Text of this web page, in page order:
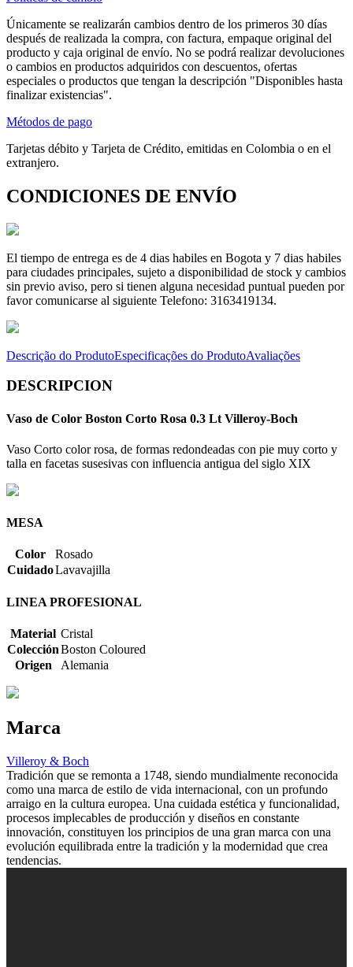
Únicamente se realizarán cambios dentro de los primeros 30 días
después de realizada la compra, con factura, empaque original del
producto y caja original de envío. No se podrá realizar devoluciones
o cambios en productos adquiridos con descuentos, ofertas
especiales o productos que tengan la descripción "Disponibles hasta
finalizar existencias".
Métodos de pago
Tarjetas débito y Tarjeta de Crédito, emitidas en Colombia o en el
extranjero.
CONDICIONES DE ENVÍO
El tiempo de entrega es de 4 dias habiles en Bogota y 7 dias habiles
para ciudades principales, sujeto a disponibilidad de stock y cambios
sin previo aviso, pero si tienen alguna necesidad puntual pueden por
favor comunicarse al siguiente Telefono: 3163419134.
Descrição do ProdutoEspecificações do ProdutoAvaliações
DESCRIPCION
Vaso de Color Boston Corto Rosa 0.3 Lt Villeroy-Boch
Vaso Corto color rosa, de formas redondeadas con pie muy corto y
talla en facetas susesivas con influencia antigua del siglo XIX
MESA
Color
Rosado
CuidadoLavavajilla
LINEA PROFESIONAL
Material Cristal
ColecciónBoston Coloured
Origen
Alemania
Marca
Villeroy & Boch
Tradición que se remonta a 1748, siendo mundialmente reconocida
como una marca de estilo de vida internacional, con un profundo
arraigo en la cultura europea. Una cuidada estética y funcionalidad,
procesos implecables de producción y diseños en constante
innovación, constituyen los principios de una gran marca con una
evolución equilibrada entre la tradición y la modernidad que crea
tendencias.